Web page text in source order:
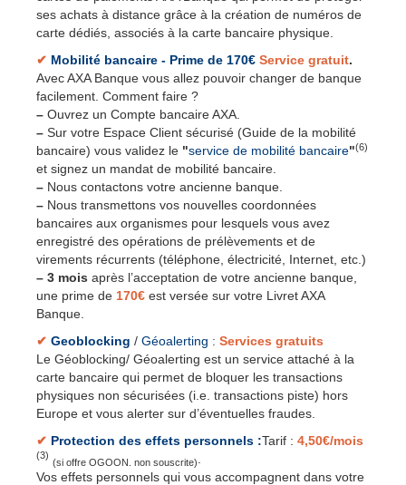
ses achats à distance grâce à la création de numéros de
carte dédiés, associés à la carte bancaire physique.
✔ Mobilité bancaire - Prime de 170€ Service gratuit.
Avec AXA Banque vous allez pouvoir changer de banque
facilement. Comment faire ?
– Ouvrez un Compte bancaire AXA.
– Sur votre Espace Client sécurisé (Guide de la mobilité
bancaire) vous validez le "service de mobilité bancaire"(6)
et signez un mandat de mobilité bancaire.
– Nous contactons votre ancienne banque.
– Nous transmettons vos nouvelles coordonnées
bancaires aux organismes pour lesquels vous avez
enregistré des opérations de prélèvements et de
virements récurrents (téléphone, électricité, Internet, etc.)
– 3 mois après l’acceptation de votre ancienne banque,
une prime de 170€ est versée sur votre Livret AXA
Banque.
✔ Geoblocking / Géoalerting : Services gratuits
Le Géoblocking/ Géoalerting est un service attaché à la
carte bancaire qui permet de bloquer les transactions
physiques non sécurisées (i.e. transactions piste) hors
Europe et vous alerter sur d’éventuelles fraudes.
✔ Protection des effets personnels :Tarif : 4,50€/mois
(3)
(si offre OGOON. non souscrite)
Vos effets personnels qui vous accompagnent dans votre